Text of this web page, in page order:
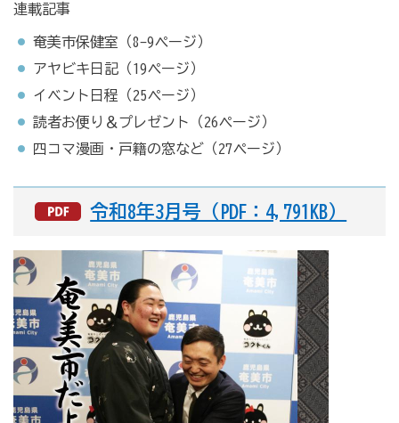
連載記事
奄美市保健室（8-9ページ）
アヤビキ日記（19ページ）
イベント日程（25ページ）
読者お便り＆プレゼント（26ページ）
四コマ漫画・戸籍の窓など（27ページ）
令和8年3月号（PDF：4,791KB）